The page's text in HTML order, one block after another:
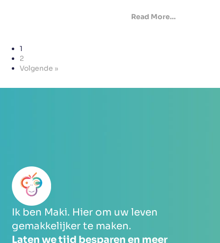
Read More...
1
2
Volgende »
Ik ben Maki. Hier om uw leven
gemakkelijker te maken.
Laten we tijd besparen en meer